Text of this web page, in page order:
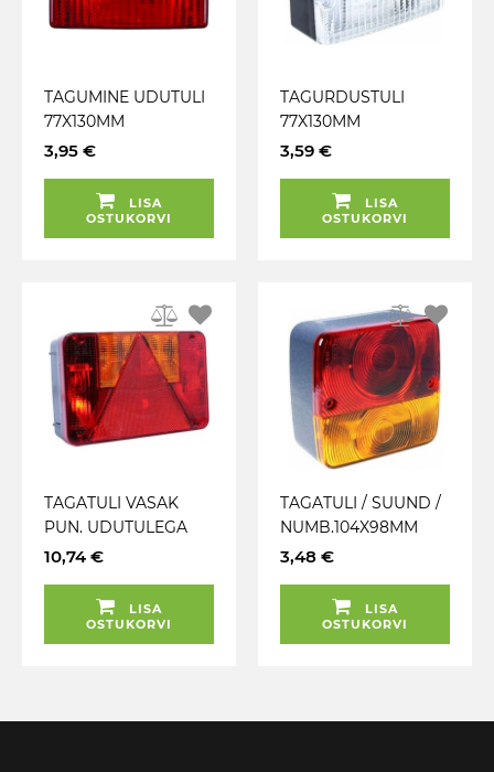
TAGUMINE UDUTULI
77X130MM
3,95 €
LISA
OSTUKORVI
TAGURDUSTULI
77X130MM
3,59 €
LISA
OSTUKORVI
TAGATULI VASAK
PUN. UDUTULEGA
217X140X59MM
10,74 €
LISA
OSTUKORVI
TAGATULI / SUUND /
NUMB.104X98MM
3,48 €
LISA
OSTUKORVI